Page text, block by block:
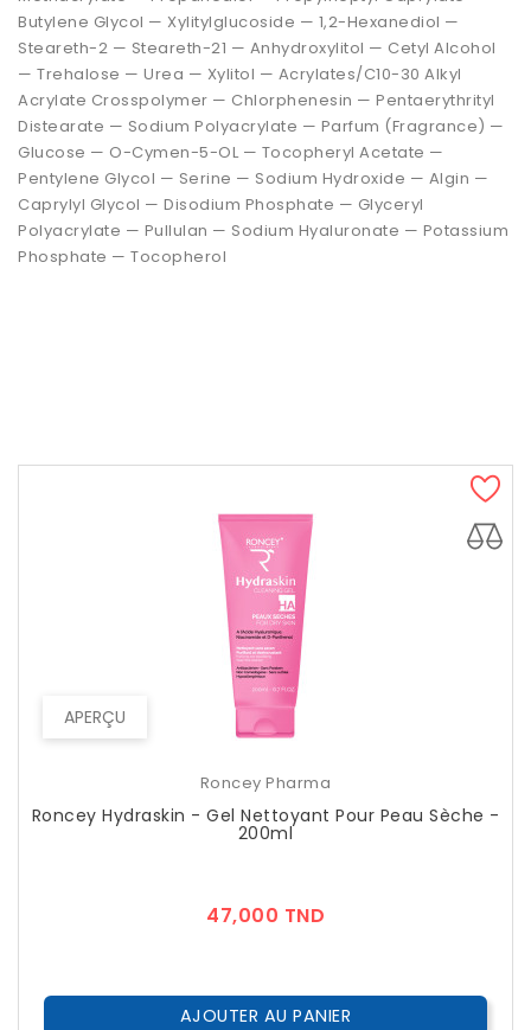
Butylene Glycol — Xylitylglucoside — 1,2-Hexanediol —
Steareth-2 — Steareth-21 — Anhydroxylitol — Cetyl Alcohol
— Trehalose — Urea — Xylitol — Acrylates/C10-30 Alkyl
Acrylate Crosspolymer — Chlorphenesin — Pentaerythrityl
Distearate — Sodium Polyacrylate — Parfum (Fragrance) —
Glucose — O-Cymen-5-OL — Tocopheryl Acetate —
Pentylene Glycol — Serine — Sodium Hydroxide — Algin —
Caprylyl Glycol — Disodium Phosphate — Glyceryl
Polyacrylate — Pullulan — Sodium Hyaluronate — Potassium
Phosphate — Tocopherol
APERÇU
Roncey Pharma
Roncey Hydraskin - Gel Nettoyant Pour Peau Sèche -
200ml
47,000 TND
AJOUTER AU PANIER